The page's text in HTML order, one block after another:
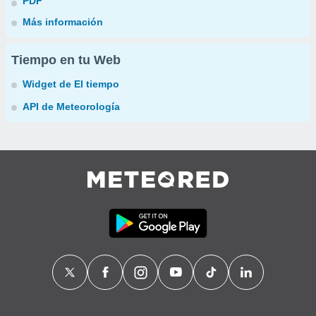
Más información
Tiempo en tu Web
Widget de El tiempo
API de Meteorología